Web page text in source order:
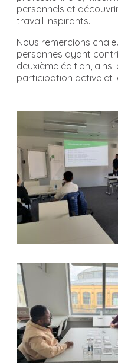
personnels et
travail inspirants.
Nous remercions
personnes ayant
deuxième édition,
participation active et